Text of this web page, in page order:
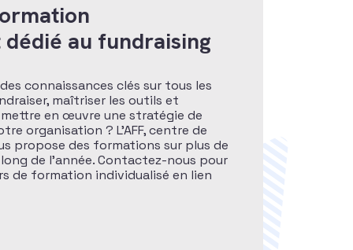
au fundraising
connaissances clés sur tous les
maîtriser les outils et
en œuvre une stratégie de
organisation ? L’AFF, centre de
propose des formations sur plus de
de l’année. Contactez-nous pour
de formation individualisé en lien